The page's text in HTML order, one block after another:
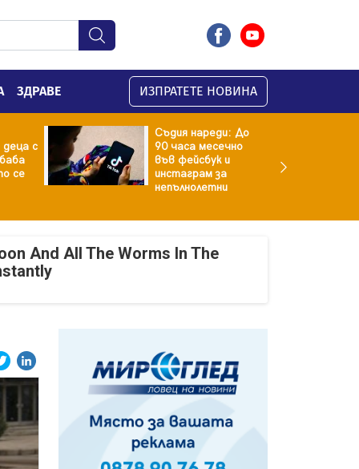
ЗДРАВЕ ИЗПРАТЕТЕ НОВИНА
с
се
Съдия нареди: До
90 часа месечно
във фейсбук и
инстаграм за
непълнолетни
And All The Worms In The